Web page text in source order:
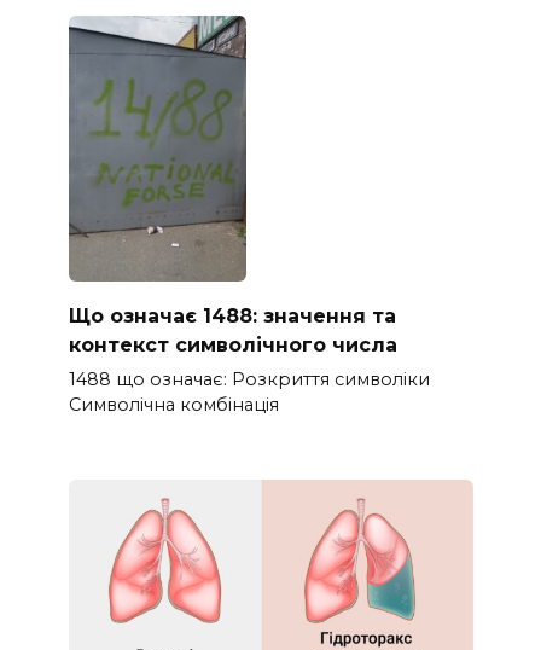
Що означає 1488: значення та
контекст символічного числа
1488 що означає: Розкриття символіки
Символічна комбінація